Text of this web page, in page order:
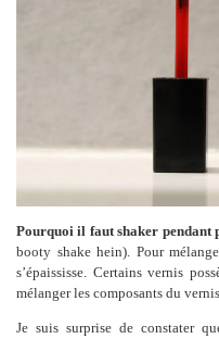
Pourquoi il faut shaker pendant
booty shake hein). Pour
s’épaississe. Certains vernis
mélanger les composants du
Je suis surprise de constater